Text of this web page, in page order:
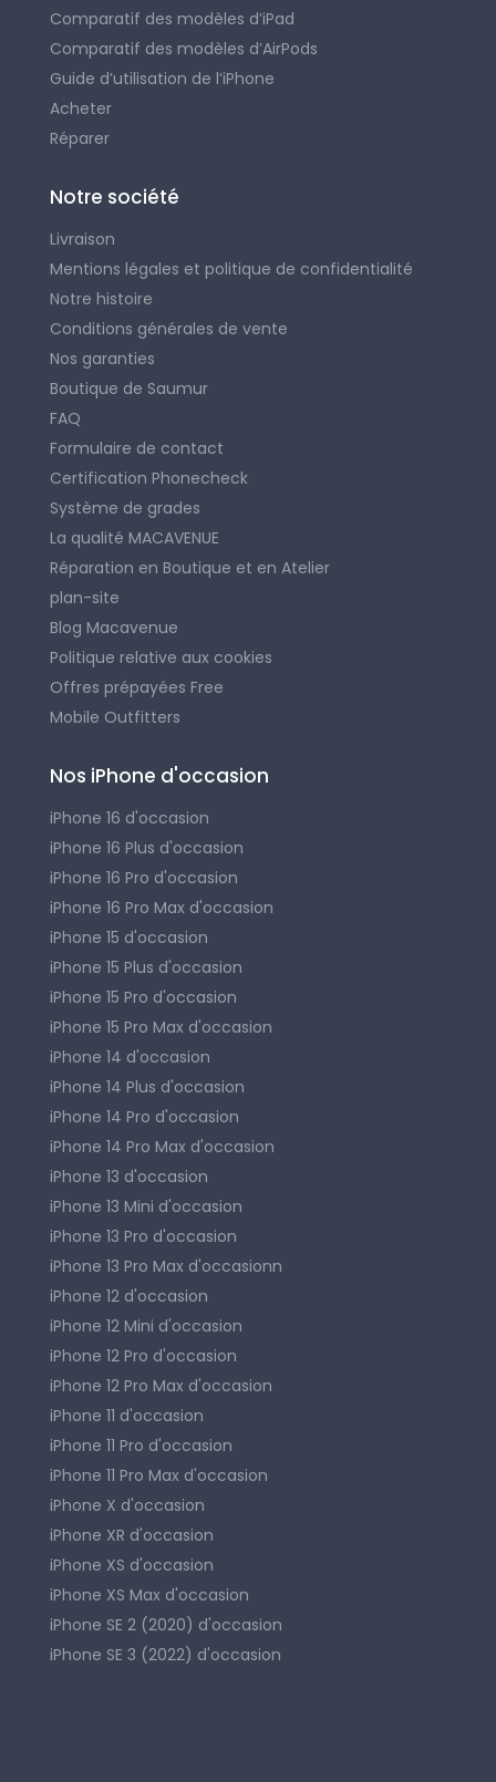
Comparatif des modèles d’iPad
Comparatif des modèles d’AirPods
Guide d’utilisation de l’iPhone
Acheter
Réparer
Notre société
Livraison
Mentions légales et politique de confidentialité
Notre histoire
Conditions générales de vente
Nos garanties
Boutique de Saumur
FAQ
Formulaire de contact
Certification Phonecheck
Système de grades
La qualité MACAVENUE
Réparation en Boutique et en Atelier
plan-site
Blog Macavenue
Politique relative aux cookies
Offres prépayées Free
Mobile Outfitters
Nos iPhone d'occasion
iPhone 16 d'occasion
iPhone 16 Plus d'occasion
iPhone 16 Pro d'occasion
iPhone 16 Pro Max d'occasion
iPhone 15 d'occasion
iPhone 15 Plus d'occasion
iPhone 15 Pro d'occasion
iPhone 15 Pro Max d'occasion
iPhone 14 d'occasion
iPhone 14 Plus d'occasion
iPhone 14 Pro d'occasion
iPhone 14 Pro Max d'occasion
iPhone 13 d'occasion
iPhone 13 Mini d'occasion
iPhone 13 Pro d'occasion
iPhone 13 Pro Max d'occasionn
iPhone 12 d'occasion
iPhone 12 Mini d'occasion
iPhone 12 Pro d'occasion
iPhone 12 Pro Max d'occasion
iPhone 11 d'occasion
iPhone 11 Pro d'occasion
iPhone 11 Pro Max d'occasion
iPhone X d'occasion
iPhone XR d'occasion
iPhone XS d'occasion
iPhone XS Max d'occasion
iPhone SE 2 (2020) d'occasion
iPhone SE 3 (2022) d'occasion